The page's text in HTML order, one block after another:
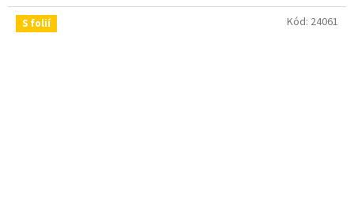
S folií Kód: 24061